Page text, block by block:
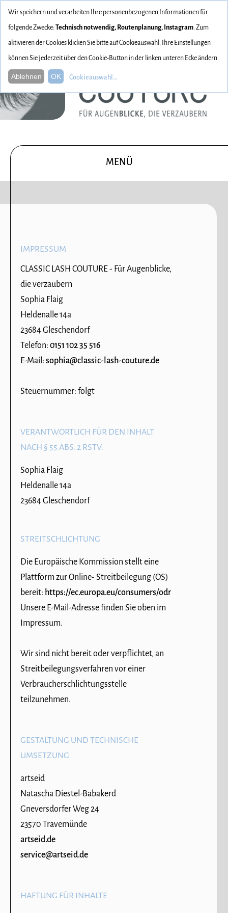
MENÜ
IMPRESSUM
CLASSIC LASH COUTURE - Für Augenblicke,
die verzaubern
Sophia Flaig
Heldenalle 14a
23684 Gleschendorf
Telefon: 0151 102 35 516
E-Mail: sophia@classic-lash-couture.de
Steuernummer: folgt
VERANTWORTLICH FÜR DEN INHALT
NACH § 55 ABS. 2 RSTV:
Sophia Flaig
Heldenalle 14a
23684 Gleschendorf
STREITSCHLICHTUNG
Die Europäische Kommission stellt eine
Plattform zur Online- Streitbeilegung (OS)
bereit: https://ec.europa.eu/consumers/odr
Unsere E-Mail-Adresse finden Sie oben im
Impressum.
Wir sind nicht bereit oder verpflichtet, an
Streitbeilegungsverfahren vor einer
Verbraucherschlichtungsstelle
teilzunehmen.
GESTALTUNG UND TECHNISCHE
UMSETZUNG
artseid
Natascha Diestel-Babakerd
Gneversdorfer Weg 24
23570 Travemünde
artseid.de
service@artseid.de
HAFTUNG FÜR INHALTE
Wir speichern und verarbeiten Ihre personenbezogenen Informationen für
folgende Zwecke: Technisch notwendig, Routenplanung, Instagram. Zum
aktivieren der Cookies klicken Sie bitte auf Cookieauswahl. Ihre Einstellungen
können Sie jederzeit über den Cookie-Button in der linken unteren Ecke ändern.
Ablehnen OK Cookieauswahl ...